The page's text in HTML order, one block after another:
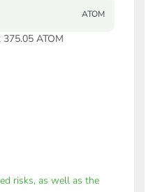
ATOM
375.05 ATOM
risks, as well as the